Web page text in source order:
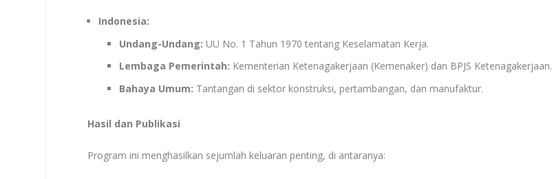
Indonesia:
Undang-Undang: UU No. 1 Tahun 1970 tentang Keselamatan Kerja.
Lembaga Pemerintah: Kementerian Ketenagakerjaan (Kemenaker) dan BPJS Ketenagakerjaan.
Bahaya Umum: Tantangan di sektor konstruksi, pertambangan, dan manufaktur.
Hasil dan Publikasi
Program ini menghasilkan sejumlah keluaran penting, di antaranya: